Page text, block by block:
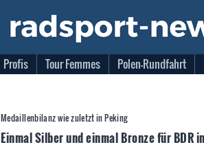
Profis Tour Femmes Polen-Rundfahrt
Medaillenbilanz wie zuletzt in Peking
Einmal Silber und einmal Bronze für BDR